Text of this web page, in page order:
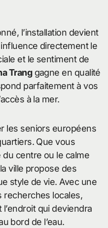
l’installation devient
directement le
et le sentiment de
Tranggagne en qualité
parfaitement à vos
à la mer.
les seniors européens
Que vous
du centre ou le calme
ville propose des
style de vie. Avec une
recherches locales,
qui deviendra
bord de l’eau.